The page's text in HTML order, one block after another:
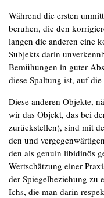
Wäh­rend die ers­ten
beru­hen, die den
lan­gen die ande­ren eine
Sub­jekts dar­in
Bemü­hun­gen in guter
die­se Spal­tung ist, auf
Die­se ande­ren Objek­te,
wir das Objekt, das bei
zurück­stel­len), sind mit
den und
den als genu­in libi­di­nös
Wert­schät­zung einer
der Spie­gel­be­zie­hung zu
Ichs, die man dar­in